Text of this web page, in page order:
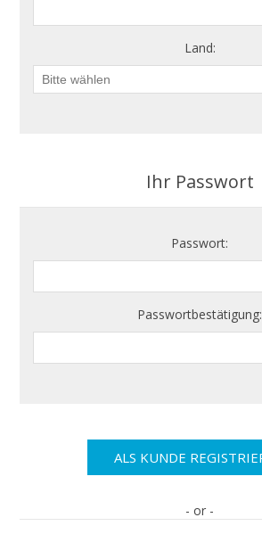
Land:
Ihr Passwort
Passwort:
Passwortbestätigung:
- or -